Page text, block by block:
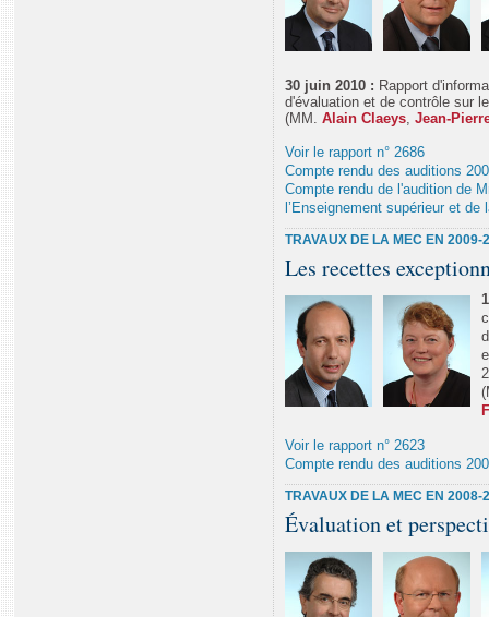
30 juin 2010 : Rapport
d'évaluation et de contrôle sur
(MM. Alain Claeys, Jean-
Voir le rapport n° 2686
Compte rendu des auditions
Compte rendu de l'audition de
l’Enseignement supérieur et de
TRAVAUX DE LA MEC EN 2009-
Les recettes
Voir le rapport n° 2623
Compte rendu des auditions
TRAVAUX DE LA MEC EN 2008-
Évaluation et